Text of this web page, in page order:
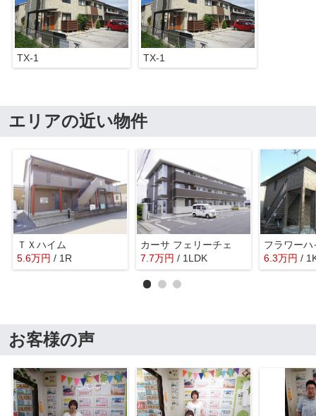
TX-1 TX-1
エリアの近い物件
ＴＸハイム
5.6万円 / 1R
カーサ フェリーチェ
7.7万円 / 1LDK
フラワーハ
6.3万円 /
お客様の声